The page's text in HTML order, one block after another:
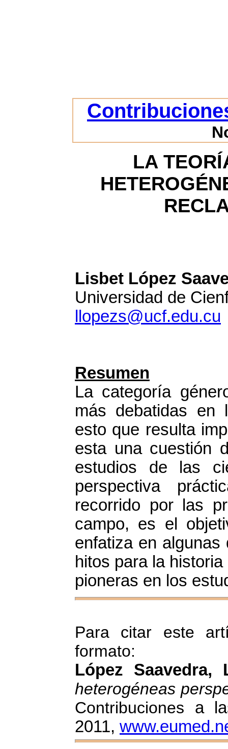
LA
Lisbet López
Universidad de
llopezs@ucf.edu.cu
Resumen
La categoría
más debatidas en
esto que resulta
esta una cuestión
estudios de las
perspectiva
recorrido por las
campo, es el
enfatiza en
hitos para la
pioneras en los
Para citar este
formato:
López
heterogéneas
Contribuciones a
2011,